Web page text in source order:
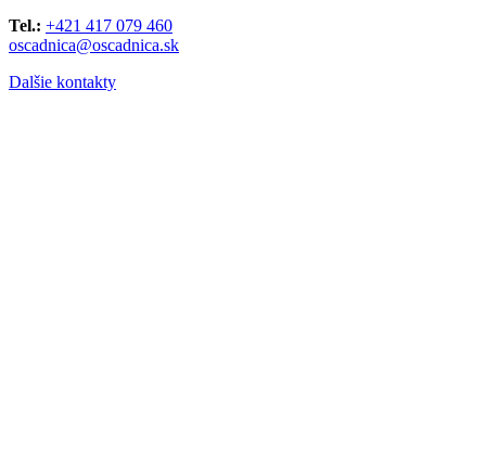
Tel.: +421 417 079 460
oscadnica@oscadnica.sk
Dalšie kontakty